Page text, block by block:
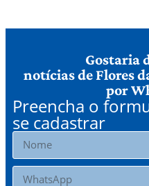
Gostaria
notícias de Flores
por
Preencha o
se cadastrar